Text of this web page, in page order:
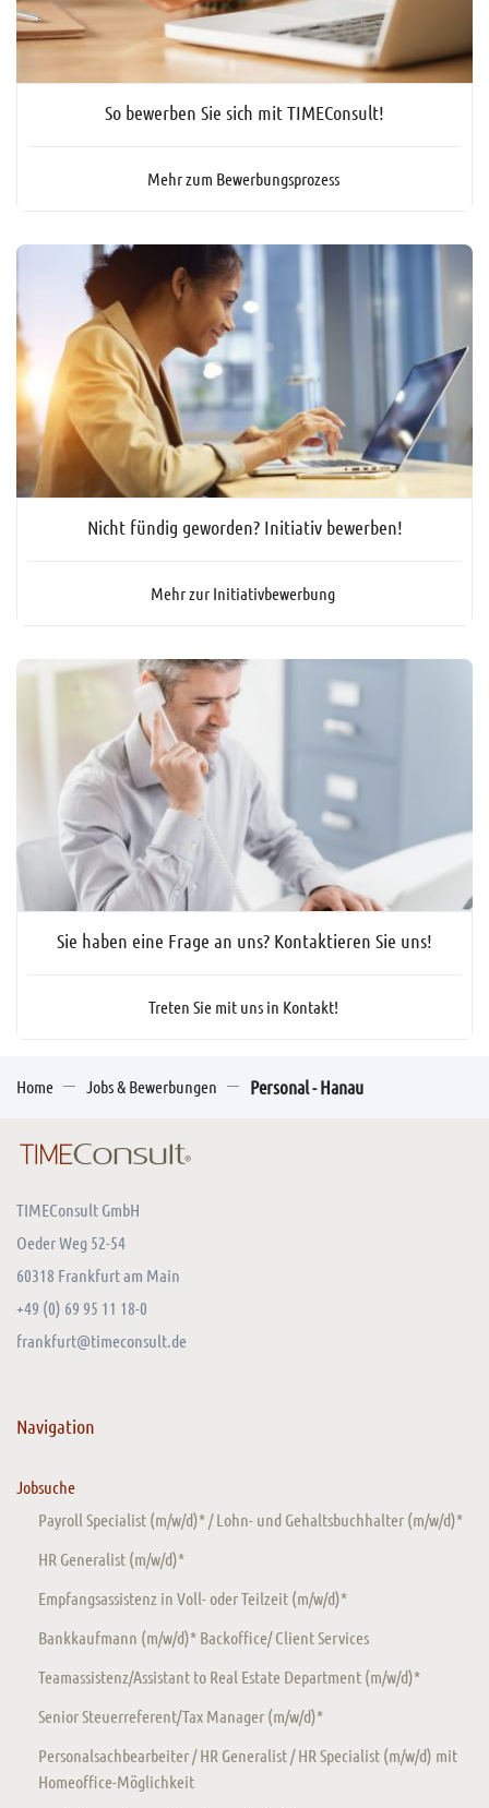
So bewerben Sie sich mit TIMEConsult!
Mehr zum Bewerbungsprozess
Nicht fündig geworden? Initiativ bewerben!
Mehr zur Initiativbewerbung
Sie haben eine Frage an uns? Kontaktieren Sie uns!
Treten Sie mit uns in Kontakt!
Home Jobs & Bewerbungen Personal - Hanau
TIMEConsult GmbH
Oeder Weg 52-54
60318 Frankfurt am Main
+49 (0) 69 95 11 18-0
frankfurt@timeconsult.de
Navigation
Jobsuche
Payroll Specialist (m/w/d)* / Lohn- und Gehaltsbuchhalter (m/w/d)*
HR Generalist (m/w/d)*
Empfangsassistenz in Voll- oder Teilzeit (m/w/d)*
Bankkaufmann (m/w/d)* Backoffice/ Client Services
Teamassistenz/Assistant to Real Estate Department (m/w/d)*
Senior Steuerreferent/Tax Manager (m/w/d)*
Personalsachbearbeiter / HR Generalist / HR Specialist (m/w/d) mit
Homeoffice-Möglichkeit